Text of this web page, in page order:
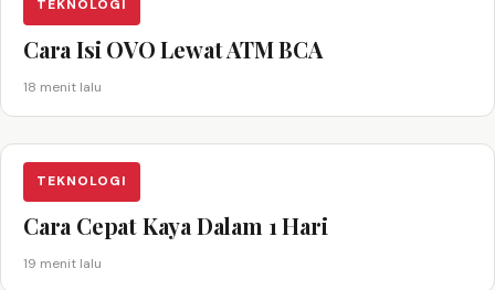
TEKNOLOGI
Cara Isi OVO Lewat ATM BCA
18 menit lalu
TEKNOLOGI
Cara Cepat Kaya Dalam 1 Hari
19 menit lalu